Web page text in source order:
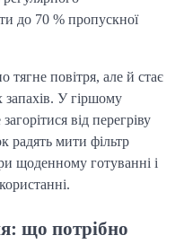
до 70 % пропускної
тягне повітря, але й стає
запахів. У гіршому
від перегріву
радять мити фільтр
щоденному готуванні і
що потрібно